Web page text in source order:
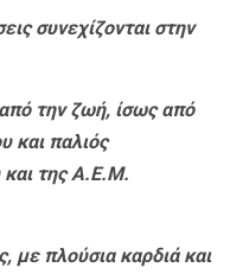
συνεχίζονται στην
την ζωή, ίσως από
και παλιός
και της Α.Ε.Μ.
με πλούσια καρδιά και